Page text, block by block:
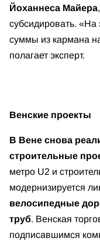
Йоханнеса Майера
субсидировать. «На
суммы из кармана
полагает эксперт.
Венские проекты
В Вене снова
строительные
метро U2 и
модернизируется
велосипедные
труб. Венская
подписавшимся